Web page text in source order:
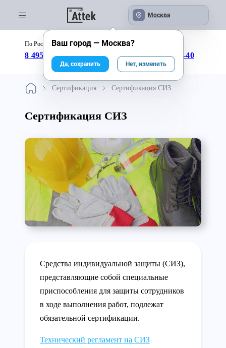
Москва
По России бесплатно:
8 495 246-04-43 8 800 333-25-40
Сертификация Сертификация СИЗ
Сертификация СИЗ
Средства индивидуальной защиты (СИЗ),
представляющие собой специальные
приспособления для защиты сотрудников
в ходе выполнения работ, подлежат
обязательной сертификации.
Технический регламент на СИЗ
Ваш город — Москва?
Да, сохранить Нет, изменить